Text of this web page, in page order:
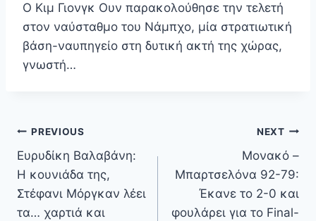
Ο Κιμ Γιονγκ Ουν παρακολούθησε την τελετή
στον ναύσταθμο του Νάμπχο, μία στρατιωτική
βάση-ναυπηγείο στη δυτική ακτή της χώρας,
γνωστή…
Πλοήγηση
άρθρων
PREVIOUS
Ευρυδίκη Βαλαβάνη:
Η κουνιάδα της,
Στέφανι Μόργκαν λέει
τα… χαρτιά και
NEXT
Μονακό –
Μπαρτσελόνα 92-79:
Έκανε το 2-0 και
φουλάρει για το Final-